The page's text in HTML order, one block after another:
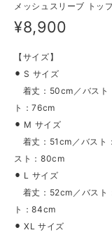
メッシュスリーブ トッ
¥8,900
【サイズ】
⚫︎ S サイズ
着丈：50cm／バスト
ト：76cm
⚫︎ M サイズ
着丈：51cm／バスト
スト：80cm
⚫︎ L サイズ
着丈：52cm／バスト
ト：84cm
⚫︎ XL サイズ